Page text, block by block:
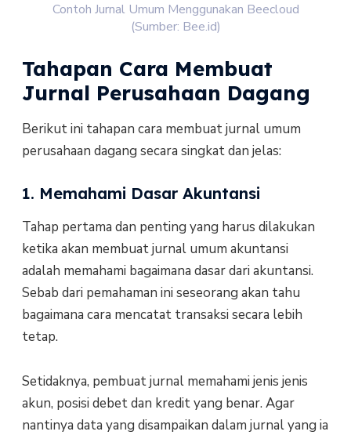
Contoh Jurnal Umum Menggunakan Beecloud
(Sumber: Bee.id)
Tahapan Cara Membuat
Jurnal Perusahaan Dagang
Berikut ini tahapan cara membuat jurnal umum
perusahaan dagang secara singkat dan jelas:
1. Memahami Dasar Akuntansi
Tahap pertama dan penting yang harus dilakukan
ketika akan membuat jurnal umum akuntansi
adalah memahami bagaimana dasar dari akuntansi.
Sebab dari pemahaman ini seseorang akan tahu
bagaimana cara mencatat transaksi secara lebih
tetap.
Setidaknya, pembuat jurnal memahami jenis jenis
akun, posisi debet dan kredit yang benar. Agar
nantinya data yang disampaikan dalam jurnal yang ia